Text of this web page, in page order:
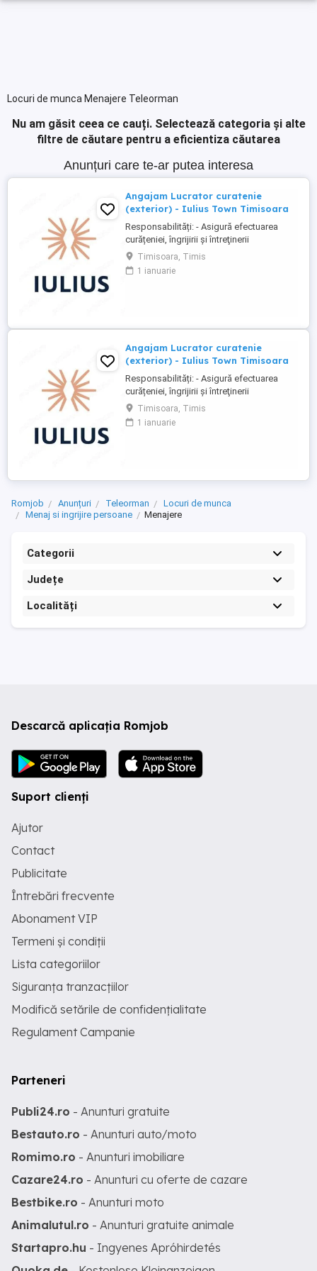
Locuri de munca Menajere Teleorman
Nu am găsit ceea ce cauți. Selectează categoria și alte
filtre de căutare pentru a eficientiza căutarea
Anunțuri care te-ar putea interesa
Angajam Lucrator curatenie
(exterior) - Iulius Town Timisoara
Responsabilități: - Asigură efectuarea
curățeniei, îngrijirii şi întreţinerii
amplasamentului exterior al Mall-ului; -
Colectează cartoanele din locaţie şi le
trimite spre punctul de colectare; - Pe timp
Timisoara, Timis
1 ianuarie
Angajam Lucrator curatenie
(exterior) - Iulius Town Timisoara
Responsabilități: - Asigură efectuarea
curățeniei, îngrijirii şi întreţinerii
amplasamentului exterior al Mall-ului; -
Colectează cartoanele din locaţie şi le
trimite spre punctul de colectare; - Pe timp
Timisoara, Timis
1 ianuarie
Romjob Anunțuri Teleorman
Locuri de munca
Menaj si ingrijire persoane
Menajere
Categorii
Județe
Localități
Descarcă aplicația Romjob
Suport clienți
Ajutor
Contact
Publicitate
Întrebări frecvente
Abonament VIP
Termeni și condiții
Lista categoriilor
Siguranța tranzacțiilor
Modifică setările de confidențialitate
Regulament Campanie
Parteneri
Publi24.ro - Anunturi gratuite
Bestauto.ro - Anunturi auto/moto
Romimo.ro - Anunturi imobiliare
Cazare24.ro - Anunturi cu oferte de cazare
Bestbike.ro - Anunturi moto
Animalutul.ro - Anunturi gratuite animale
Startapro.hu - Ingyenes Apróhirdetés